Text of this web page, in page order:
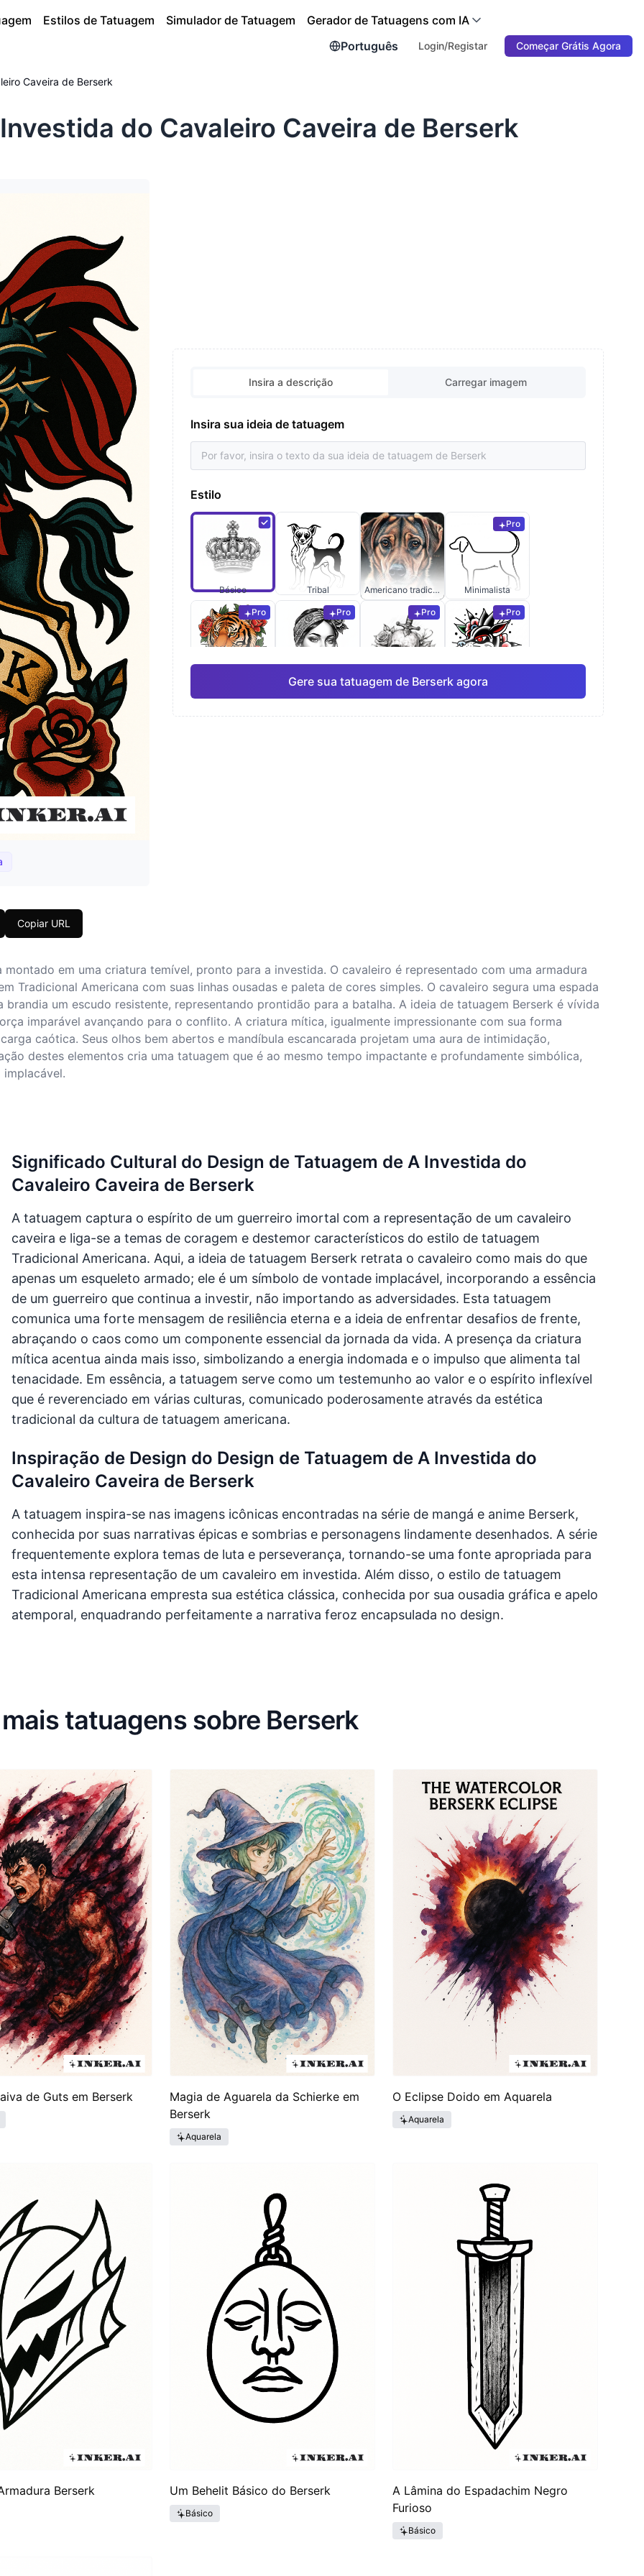
Português Login/Registar Começar Grátis Agora
Estilos de Tatuagem Simulador de Tatuagem Gerador de Tatuagens com IA
Caveira de Berserk
do Cavaleiro Caveira de Berserk
Insira a descrição Carregar imagem
Insira sua ideia de tatuagem
Estilo
Básico Tribal Americano tradicional
Pro
Minimalista
Pro
Japonês
Pro
Aquarela
Pro
Linha fina
Pro
Anime
Gere sua tatuagem de Berserk agora
Copiar URL
em uma criatura temível, pronto para a investida. O cavaleiro é representado com uma armadura
Tradicional Americana com suas linhas ousadas e paleta de cores simples. O cavaleiro segura uma espada
um escudo resistente, representando prontidão para a batalha. A ideia de tatuagem Berserk é vívida
imparável avançando para o conflito. A criatura mítica, igualmente impressionante com sua forma
caótica. Seus olhos bem abertos e mandíbula escancarada projetam uma aura de intimidação,
destes elementos cria uma tatuagem que é ao mesmo tempo impactante e profundamente simbólica,
Significado Cultural do Design de Tatuagem de A Investida do
Cavaleiro Caveira de Berserk
A tatuagem captura o espírito de um guerreiro imortal com a representação de um cavaleiro
caveira e liga-se a temas de coragem e destemor característicos do estilo de tatuagem
Tradicional Americana. Aqui, a ideia de tatuagem Berserk retrata o cavaleiro como mais do que
apenas um esqueleto armado; ele é um símbolo de vontade implacável, incorporando a essência
de um guerreiro que continua a investir, não importando as adversidades. Esta tatuagem
comunica uma forte mensagem de resiliência eterna e a ideia de enfrentar desafios de frente,
abraçando o caos como um componente essencial da jornada da vida. A presença da criatura
mítica acentua ainda mais isso, simbolizando a energia indomada e o impulso que alimenta tal
tenacidade. Em essência, a tatuagem serve como um testemunho ao valor e o espírito inflexível
que é reverenciado em várias culturas, comunicado poderosamente através da estética
tradicional da cultura de tatuagem americana.
Inspiração de Design do Design de Tatuagem de A Investida do
Cavaleiro Caveira de Berserk
A tatuagem inspira-se nas imagens icônicas encontradas na série de mangá e anime Berserk,
conhecida por suas narrativas épicas e sombrias e personagens lindamente desenhados. A série
frequentemente explora temas de luta e perseverança, tornando-se uma fonte apropriada para
esta intensa representação de um cavaleiro em investida. Além disso, o estilo de tatuagem
Tradicional Americana empresta sua estética clássica, conhecida por sua ousadia gráfica e apelo
atemporal, enquadrando perfeitamente a narrativa feroz encapsulada no design.
tatuagens sobre Berserk
de Guts em Berserk
Magia de Aguarela da Schierke em
Berserk
Aquarela
O Eclipse Doido em Aquarela
Aquarela
Berserk Um Behelit Básico do Berserk
Básico
A Lâmina do Espadachim Negro
Furioso
Básico